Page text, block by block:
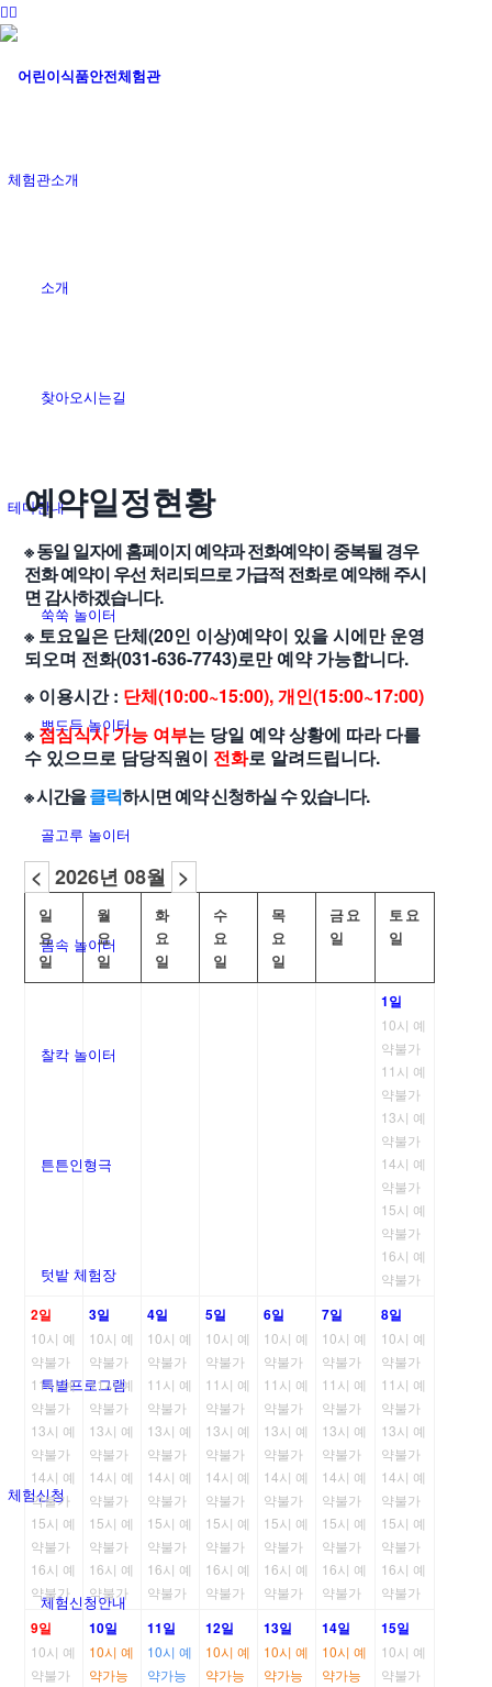
체험관소개
소개
찾아오시는길
테마안내
쑥쑥 놀이터
뽀드득 놀이터
골고루 놀이터
몸속 놀이터
찰칵 놀이터
튼튼인형극
텃밭 체험장
특별프로그램
체험신청
체험신청안내
예약일정현황
※ 동일 일자에 홈페이지 예약과 전화예약이 중복될 경우
전화 예약이 우선 처리되므로 가급적 전화로 예약해 주시
면 감사하겠습니다.
※ 토요일은 단체(20인 이상)예약이 있을 시에만 운영
되오며 전화(031-636-7743)로만 예약 가능합니다.
※ 이용시간 : 단체(10:00~15:00), 개인(15:00~17:00)
※ 점심식사 가능 여부는 당일 예약 상황에 따라 다를
수 있으므로 담당직원이 전화로 알려드립니다.
※ 시간을클릭하시면 예약 신청하실 수 있습니다.
< 2026년 08월 >
일
요
일
월
요
일
화
요
일
수
요
일
목
요
일
금요
일
토요
일
1일
10시 예
약불가
11시 예
약불가
13시 예
약불가
14시 예
약불가
15시 예
약불가
16시 예
약불가
2일
10시 예
약불가
11시 예
약불가
13시 예
약불가
14시 예
약불가
15시 예
약불가
16시 예
약불가
3일
10시 예
약불가
11시 예
약불가
13시 예
약불가
14시 예
약불가
15시 예
약불가
16시 예
약불가
4일
10시 예
약불가
11시 예
약불가
13시 예
약불가
14시 예
약불가
15시 예
약불가
16시 예
약불가
5일
10시 예
약불가
11시 예
약불가
13시 예
약불가
14시 예
약불가
15시 예
약불가
16시 예
약불가
6일
10시 예
약불가
11시 예
약불가
13시 예
약불가
14시 예
약불가
15시 예
약불가
16시 예
약불가
7일
10시 예
약불가
11시 예
약불가
13시 예
약불가
14시 예
약불가
15시 예
약불가
16시 예
약불가
8일
10시 예
약불가
11시 예
약불가
13시 예
약불가
14시 예
약불가
15시 예
약불가
16시 예
약불가
9일
10시 예
약불가
10일
10시 예
약가능
11일
10시 예
약가능
12일
10시 예
약가능
13일
10시 예
약가능
14일
10시 예
약가능
15일
10시 예
약불가